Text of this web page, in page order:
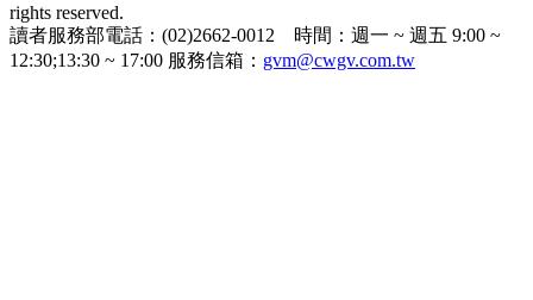
rights reserved.
讀者服務部電話：(02)2662-0012 時間：週一 ~ 週五 9:00 ~
12:30;13:30 ~ 17:00 服務信箱： gvm@cwgv.com.tw